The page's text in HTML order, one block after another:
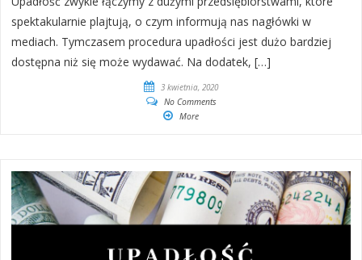
spektakularnie plajtują, o czym informują nas nagłówki w
mediach. Tymczasem procedura upadłości jest dużo bardziej
dostępna niż się może wydawać. Na dodatek, […]
3 kwietnia, 2020
No Comments
More